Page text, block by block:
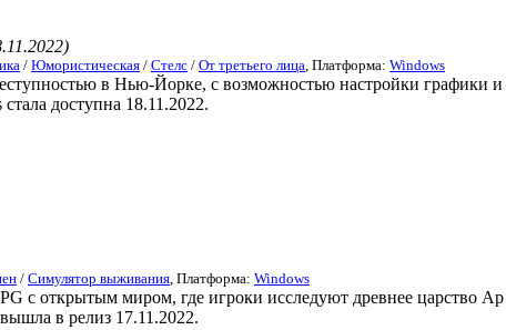
/ Юмористическая / Стелс / От третьего лица , Платформа: Windows
в Нью-Йорке, с возможностью настройки графики
доступна 18.11.2022.
/ Симулятор выживания , Платформа: Windows
с открытым миром, где игроки исследуют древнее царство
в релиз 17.11.2022.